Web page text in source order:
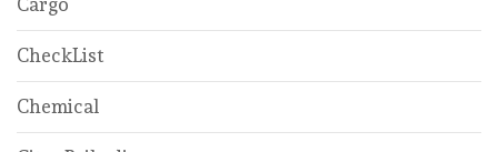
Cargo
CheckList
Chemical